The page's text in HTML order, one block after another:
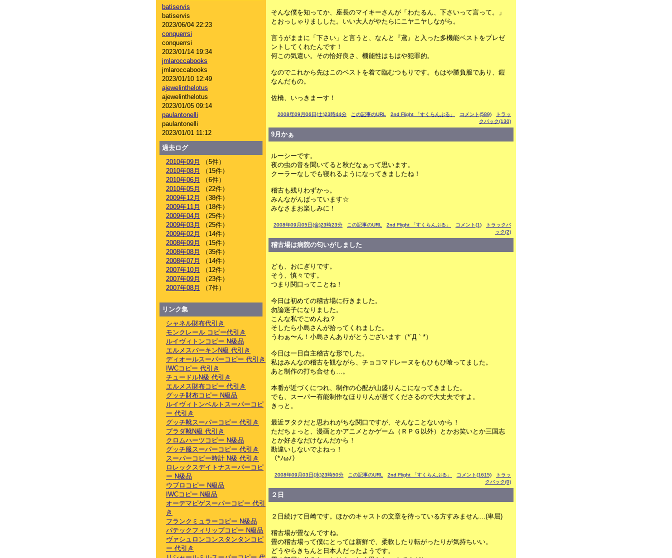
そんな僕を知ってか、座長のマイキーさんが「わたるん、下さいって言って。」
とおっしゃりましした。いい大人がやたらにニヤニヤしながら。
言うがままに「下さい」と言うと、なんと『鳶』と入った多機能ベストをプレゼ
ントしてくれたんです！
何この気遣い。その恰好良さ、機能性はもはや犯罪的。
なのでこれから先はこのベストを着て臨むつもりです。もはや勝負服であり、鎧
なんだもの。
佐橋、いっきまーす！
2008年09月06日(土)23時44分 この記事のURL 2nd Flight 「すくらんぶる」 コメント(589)
トラッ
クバック(130)
9月かぁ
ルーシーです。
夜の虫の音を聞いてると秋だなぁって思います。
クーラーなしでも寝れるようになってきましたね！
稽古も残りわずかっ。
みんながんばっています☆
みなさまお楽しみに！
2008年09月05日(金)23時23分 この記事のURL 2nd Flight 「すくらんぶる」 コメント(1)
トラックバ
ック(2)
稽古場は病院の匂いがしました
ども、おにぎりです。
そう、慎々です。
つまり関口ってことね！
今日は初めての稽古場に行きました。
勿論迷子になりました。
こんな私でごめんね？
そしたら小島さんが拾ってくれました。
うわぁ〜ん！小島さんありがとうございます（*´Д｀*）
今日は一日自主稽古な形でした。
私はみんなの稽古を観ながら、チョコマドレーヌをもひもひ喰ってました。
あと制作の打ち合せも…。
本番が近づくにつれ、制作の心配が山盛りんこになってきました。
でも、スーパー有能制作なほりりんが居てくださるので大丈夫ですよ。
きっと。
最近ヲタクだと思われがちな関口ですが、そんなことないから！
ただちょっと、漫画とかアニメとかゲーム（ＲＰＧ以外）とかお笑いとか三国志
とか好きなだけなんだから！
勘違いしないでよねっ！
（*ﾉωﾉ）
2008年09月03日(水)23時50分 この記事のURL 2nd Flight 「すくらんぶる」 コメント(1615)
トラッ
クバック(0)
２日
２日続けて目崎です。ほかのキャストの文章を待っている方すみません…(卑屈)
稽古場が畳なんですね。
畳の稽古場って僕にとっては新鮮で、柔軟したり転がったりが気持ちいい。
どうやらきちんと日本人だったようです。
batiservis
batiservis
2023/06/04 22:23
conquerrsi
conquerrsi
2023/01/14 19:34
jmlaroccabooks
jmlaroccabooks
2023/01/10 12:49
ajewelinthelotus
ajewelinthelotus
2023/01/05 09:14
paulantonelli
paulantonelli
2023/01/01 11:12
過去ログ
2010年09月
（5件）
2010年08月
（15件）
2010年06月
（6件）
2010年05月
（22件）
2009年12月
（38件）
2009年11月
（18件）
2009年04月
（25件）
2009年03月
（25件）
2009年02月
（14件）
2008年09月
（15件）
2008年08月
（35件）
2008年07月
（14件）
2007年10月
（12件）
2007年09月
（23件）
2007年08月
（7件）
リンク集
シャネル財布代引き
モンクレール コピー代引き
ルイヴィトンコピー N級品
エルメスバーキンN級 代引き
ディオールスーパーコピー 代引き
IWCコピー 代引き
チュードルN級 代引き
エルメス財布コピー 代引き
グッチ財布コピー N級品
ルイヴィトンベルトスーパーコピ
ー 代引き
グッチ靴スーパーコピー 代引き
プラダ靴N級 代引き
クロムハーツコピー N級品
グッチ服スーパーコピー 代引き
スーパーコピー時計 N級 代引き
ロレックスデイトナスーパーコピ
ー N級品
ウブロコピー N級品
IWCコピー N級品
オーデマピゲスーパーコピー 代引
き
フランクミュラーコピー N級品
パテックフィリップコピー N級品
ヴァシュロンコンスタンタンコピ
ー 代引き